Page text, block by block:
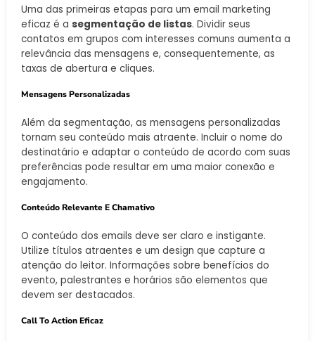
Uma das primeiras etapas para um email marketing
eficaz é a segmentação de listas. Dividir seus
contatos em grupos com interesses comuns aumenta a
relevância das mensagens e, consequentemente, as
taxas de abertura e cliques.
Mensagens Personalizadas
Além da segmentação, as mensagens personalizadas
tornam seu conteúdo mais atraente. Incluir o nome do
destinatário e adaptar o conteúdo de acordo com suas
preferências pode resultar em uma maior conexão e
engajamento.
Conteúdo Relevante E Chamativo
O conteúdo dos emails deve ser claro e instigante.
Utilize títulos atraentes e um design que capture a
atenção do leitor. Informações sobre benefícios do
evento, palestrantes e horários são elementos que
devem ser destacados.
Call To Action Eficaz